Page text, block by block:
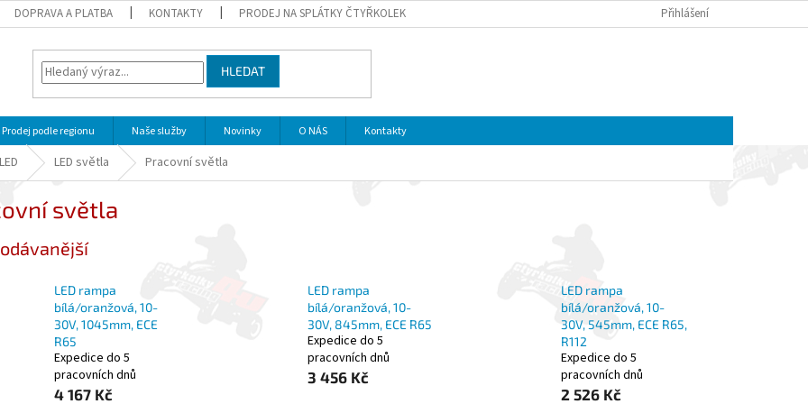
DOPRAVA A PLATBA KONTAKTY PRODEJ NA SPLÁTKY ČTYŘKOLEK A MOTOREK CFMOTO A GOES | ČTYŘKOLKY4U OBCHODNÍ PODMÍNKY
Přihlášení
HLEDAT
Prodej podle regionu Naše služby Novinky O NÁS Kontakty
LED světla Pracovní světla
světla
LED rampa
bílá/oranžová, 10-
30V, 1045mm, ECE
R65
Expedice do 5
pracovních dnů
4 167 Kč
LED rampa
bílá/oranžová, 10-
30V, 845mm, ECE R65
Expedice do 5
pracovních dnů
3 456 Kč
LED rampa
bílá/oranžová, 10-
30V, 545mm, ECE R65,
R112
Expedice do 5
pracovních dnů
2 526 Kč